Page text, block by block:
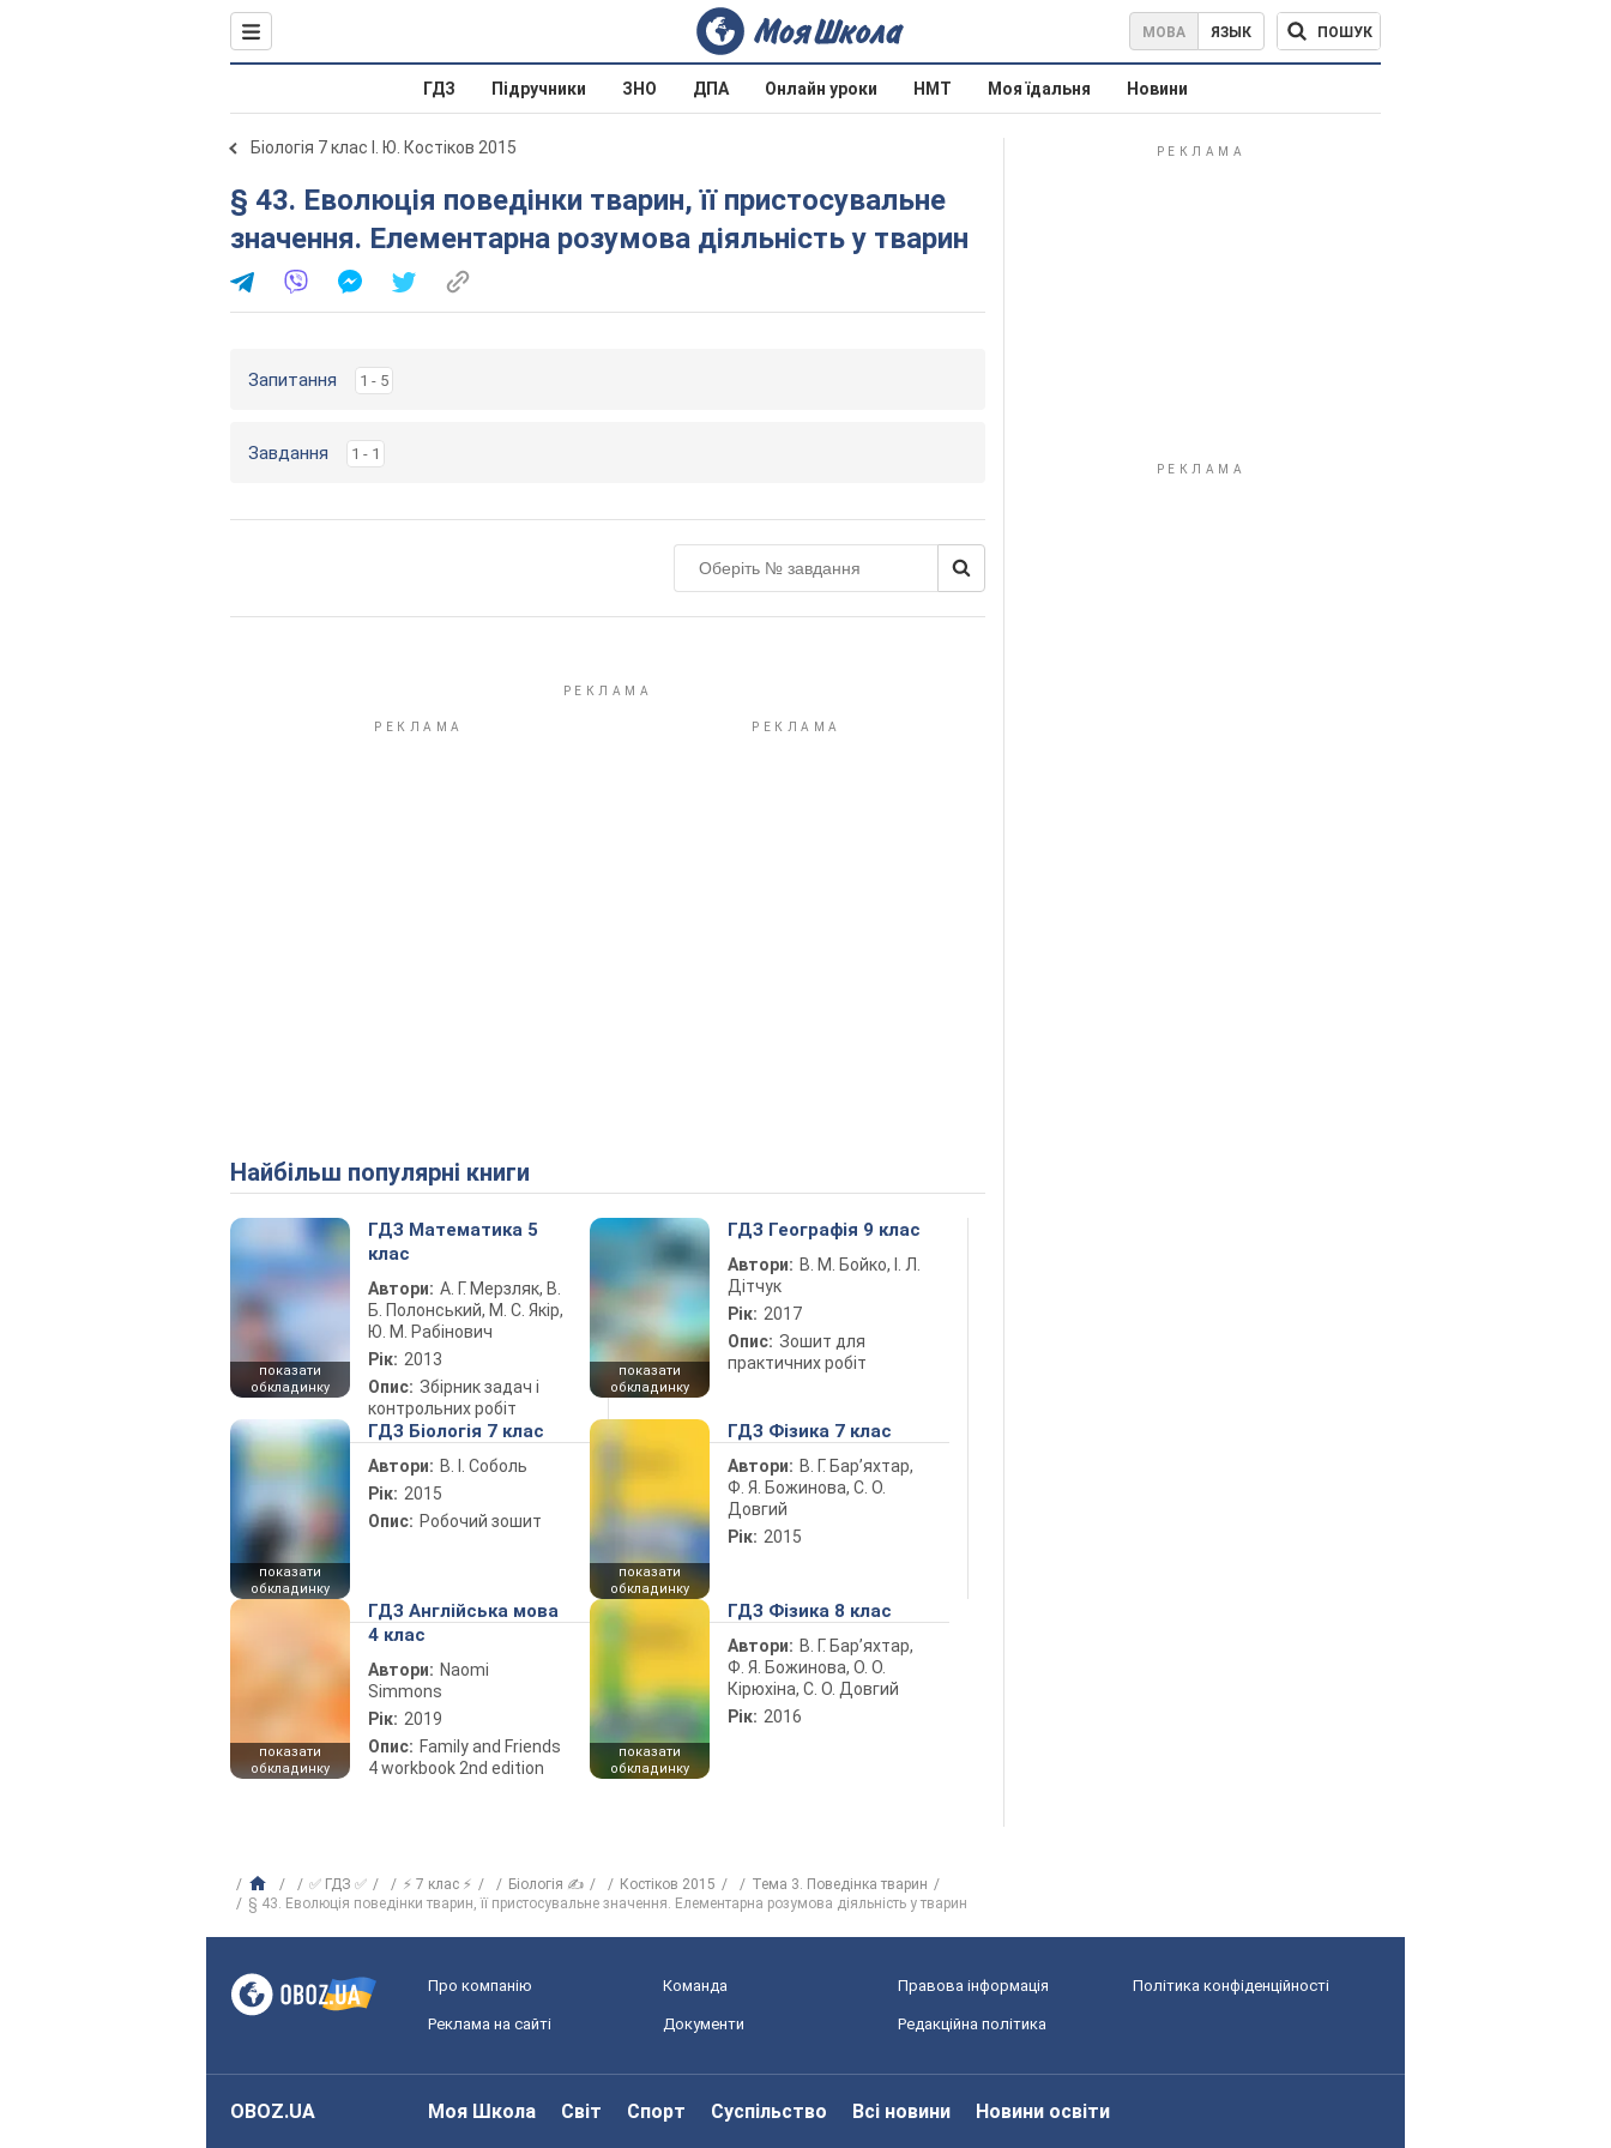
МОВА ЯЗЫК ПОШУК
ГДЗ Підручники ЗНО ДПА Онлайн уроки НМТ Моя їдальня Новини
Біологія 7 клас І. Ю. Костіков 2015
§ 43. Еволюція поведінки тварин, її пристосувальне
значення. Елементарна розумова діяльність у тварин
Запитання 1 - 5
Завдання 1 - 1
Найбільш популярні книги
показати
обкладинку
ГДЗ Математика 5
клас
Автори: А. Г. Мерзляк, В.
Б. Полонський, М. С. Якір,
Ю. М. Рабінович
Рік: 2013
Опис: Збірник задач і
контрольних робіт
показати
обкладинку
ГДЗ Географія 9 клас
Автори: В. М. Бойко, І. Л.
Дітчук
Рік: 2017
Опис: Зошит для
практичних робіт
показати
обкладинку
ГДЗ Біологія 7 клас
Автори: В. І. Соболь
Рік: 2015
Опис: Робочий зошит
показати
обкладинку
ГДЗ Фізика 7 клас
Автори: В. Г. Бар’яхтар,
Ф. Я. Божинова, С. О.
Довгий
Рік: 2015
показати
обкладинку
ГДЗ Англійська мова
4 клас
Автори: Naomi
Simmons
Рік: 2019
Опис: Family and Friends
4 workbook 2nd edition
показати
обкладинку
ГДЗ Фізика 8 клас
Автори: В. Г. Бар’яхтар,
Ф. Я. Божинова, О. О.
Кірюхіна, С. О. Довгий
Рік: 2016
✅ ГДЗ ✅ ⚡ 7 клас ⚡ Біологія ✍ Костіков 2015
Тема 3. Поведінка тварин
§ 43. Еволюція поведінки тварин, її пристосувальне значення. Елементарна розумова діяльність у тварин
Про компанію Команда Правова інформація Політика конфіденційності
Реклама на сайті Документи Редакційна політика
OBOZ.UA Моя Школа Світ Спорт Суспільство Всі новини Новини освіти